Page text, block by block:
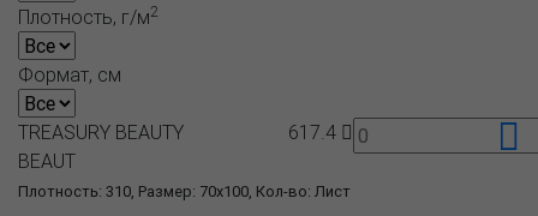
Плотность, г/м2
Формат, см
Плотность: 310, Размер: 70x100, Кол-во: Лист
TREASURY BEAUTY
BEAUT
617.4